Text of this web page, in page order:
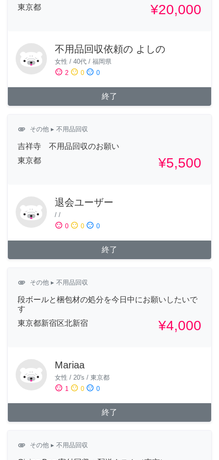
東京都
¥20,000
不用品回収依頼の よしの
女性 / 40代 / 福岡県
sentiment_satisfied 2 sentiment_neutral 0 sentiment_dissatisfied 0
終了
attachment その他 ▸ 不用品回収
吉祥寺 不用品回収のお願い
東京都
¥5,500
退会ユーザー
/ /
sentiment_satisfied 0 sentiment_neutral 0 sentiment_dissatisfied 0
終了
attachment その他 ▸ 不用品回収
段ボールと梱包材の処分を今日中にお願いしたいで
す
東京都新宿区北新宿
¥4,000
Mariaa
女性 / 20's / 東京都
sentiment_satisfied 1 sentiment_neutral 0 sentiment_dissatisfied 0
終了
attachment その他 ▸ 不用品回収